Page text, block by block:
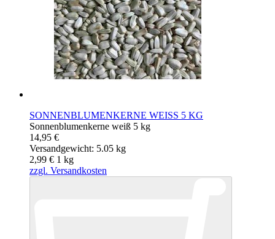
SONNENBLUMENKERNE WEISS 5 KG
Sonnenblumenkerne weiß 5 kg
14,95 €
Versandgewicht: 5.05 kg
2,99 € 1 kg
zzgl. Versandkosten